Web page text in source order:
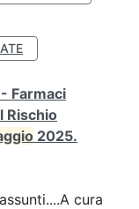
Farmaci
Rischio
2025.
cura